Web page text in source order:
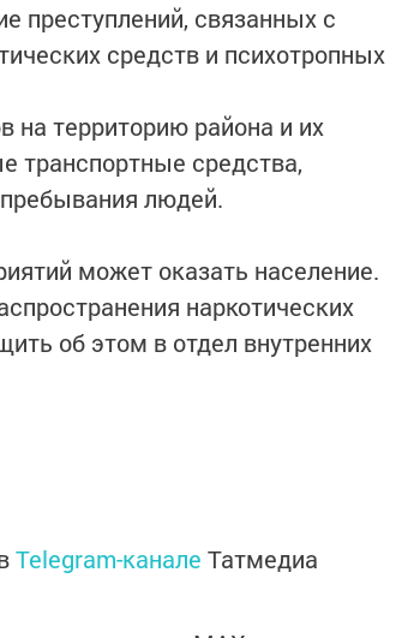
преступлений, связанных с
средств и психотропных
на территорию района и их
транспортные средства,
людей.
может оказать население.
наркотических
об этом в отдел внутренних
Telegram-канале Татмедиа